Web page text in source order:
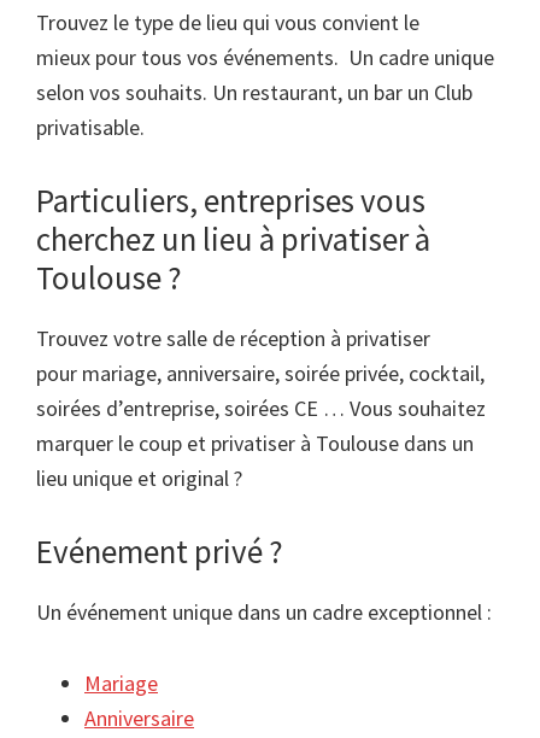
Trouvez le type de lieu qui vous convient le
mieux pour tous vos événements. Un cadre unique
selon vos souhaits. Un restaurant, un bar un Club
privatisable.
Particuliers, entreprises vous
cherchez un lieu à privatiser à
Toulouse ?
Trouvez votre salle de réception à privatiser
pour mariage, anniversaire, soirée privée, cocktail,
soirées d’entreprise, soirées CE … Vous souhaitez
marquer le coup et privatiser à Toulouse dans un
lieu unique et original ?
Evénement privé ?
Un événement unique dans un cadre exceptionnel :
Mariage
Anniversaire